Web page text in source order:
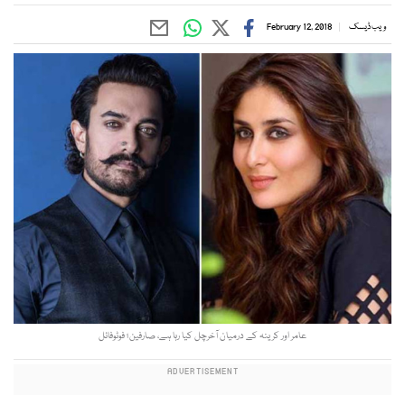
ویب ڈیسک February 12, 2018
عامر اور کرینہ کے درمیان آخرچل کیا رہا ہے، صارفین؛ فوٹوفائل